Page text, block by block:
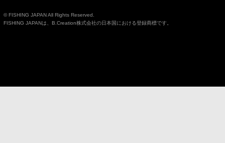
© FISHING JAPAN All Rights Reserved.
FISHING JAPANは、B.Creation株式会社の日本国における登録商標です。